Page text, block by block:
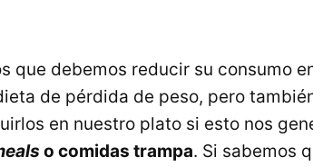
que debemos reducir su consumo
de pérdida de peso, pero
en nuestro plato si esto nos
o comidas trampa. Si sabemos